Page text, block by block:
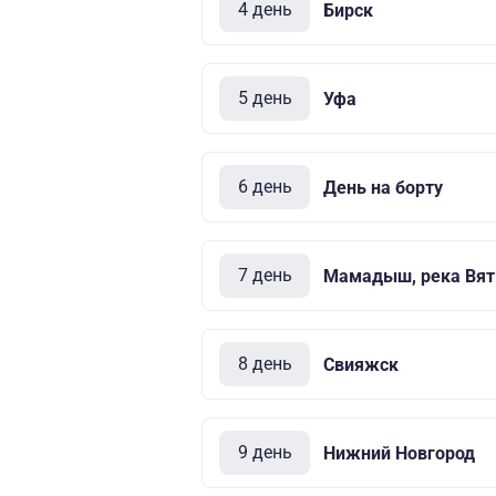
4 день Бирск
5 день Уфа
6 день День на борту
7 день Мамадыш, река
8 день Свияжск
9 день Нижний Новгород